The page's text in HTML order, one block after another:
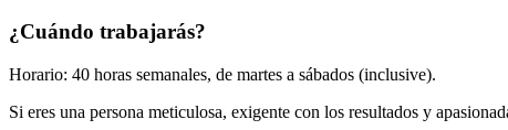
¿Cuándo trabajarás?
Horario: 40 horas semanales, de martes a sábados (inclusive).
Si eres una persona meticulosa, exigente con los resultados y